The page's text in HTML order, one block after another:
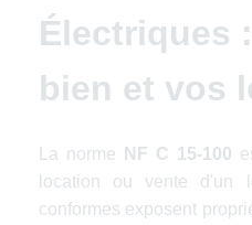
Électriques
bien et vos
La norme NF C 15-100
location ou vente d'un
conformes exposent